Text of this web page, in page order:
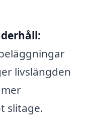
livslängden
slitage.